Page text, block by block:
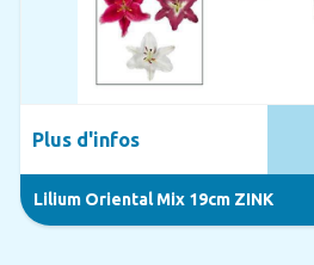
Lilium Oriental Mix 19cm ZINK
Plus d'infos